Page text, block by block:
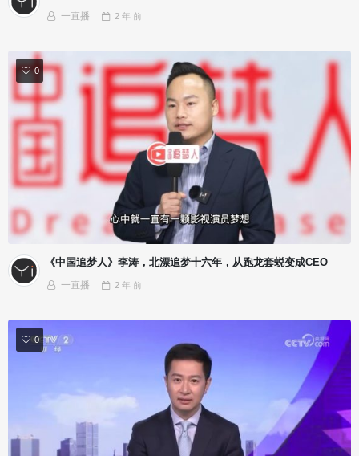
一直播 2 年 前
0
《中国追梦人》李涛，北漂追梦十六年，从跑龙套蜕变成CEO
一直播 2 年 前
0